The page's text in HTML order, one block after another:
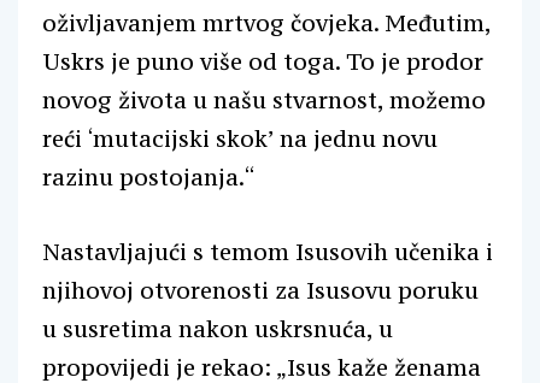
oživljavanjem mrtvog čovjeka. Međutim,
Uskrs je puno više od toga. To je prodor
novog života u našu stvarnost, možemo
reći ‘mutacijski skok’ na jednu novu
razinu postojanja.“
Nastavljajući s temom Isusovih učenika i
njihovoj otvorenosti za Isusovu poruku
u susretima nakon uskrsnuća, u
propovijedi je rekao: „Isus kaže ženama